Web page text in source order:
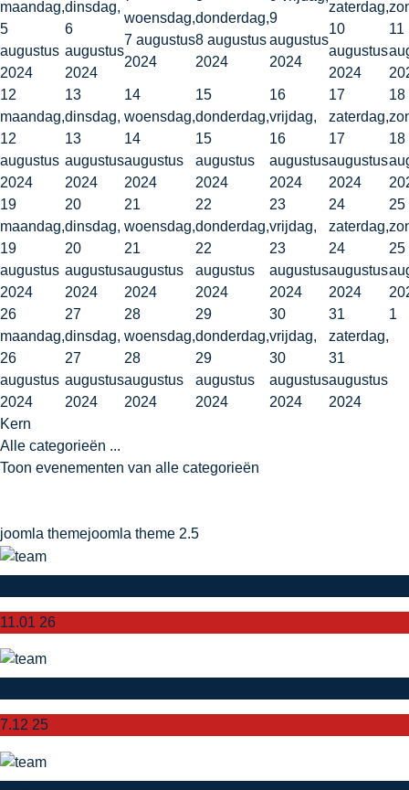
maandag,
5
augustus
2024
dinsdag,
6
augustus
2024
woensdag,
7 augustus
2024
donderdag,
8 augustus
2024
9
augustus
2024
zaterdag,
10
augustus
2024
11
12
maandag,
12
augustus
2024
13
dinsdag,
13
augustus
2024
14
woensdag,
14
augustus
2024
15
donderdag,
15
augustus
2024
16
vrijdag,
16
augustus
2024
17
zaterdag,
17
augustus
2024
18
18
19
maandag,
19
augustus
2024
20
dinsdag,
20
augustus
2024
21
woensdag,
21
augustus
2024
22
donderdag,
22
augustus
2024
23
vrijdag,
23
augustus
2024
24
zaterdag,
24
augustus
2024
25
25
26
maandag,
26
augustus
2024
27
dinsdag,
27
augustus
2024
28
woensdag,
28
augustus
2024
29
donderdag,
29
augustus
2024
30
vrijdag,
30
augustus
2024
31
zaterdag,
31
augustus
2024
1
Kern
Alle categorieën ...
Toon evenementen van alle categorieën
joomla themejoomla theme 2.5
11.01 26
7.12 25